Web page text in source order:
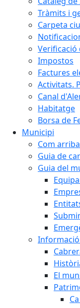
Tràmits i
Carpeta
Verificació
Impostos
Factures
Activitats.
Canal
Habitatge
Borsa de
Municipi
Com
Guia de
Guia del
El